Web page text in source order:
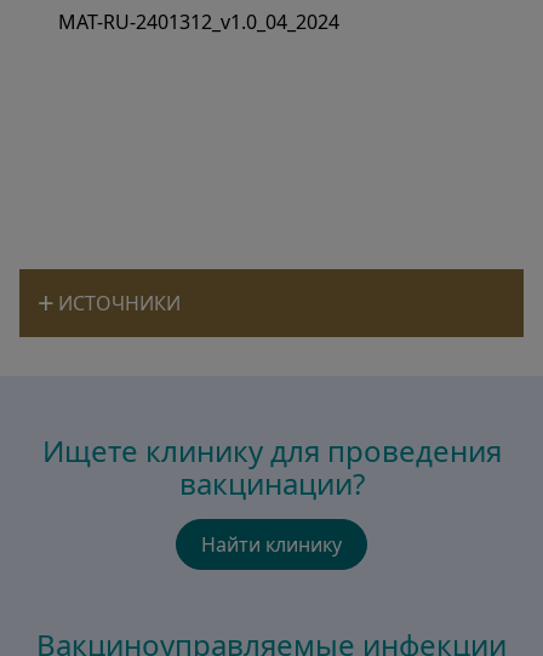
MAT-RU-2401312_v1.0_04_2024
ИСТОЧНИКИ
Ищете клинику для проведения
вакцинации?
Найти клинику
Вакциноуправляемые инфекции